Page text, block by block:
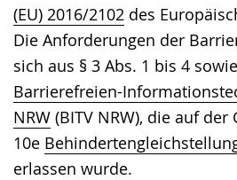
(EU) 2016/2102 des
Die Anforderungen der
sich aus § 3 Abs. 1 bis 4
Barrierefreien-
NRW (BITV NRW), die auf der
10e
erlassen wurde.